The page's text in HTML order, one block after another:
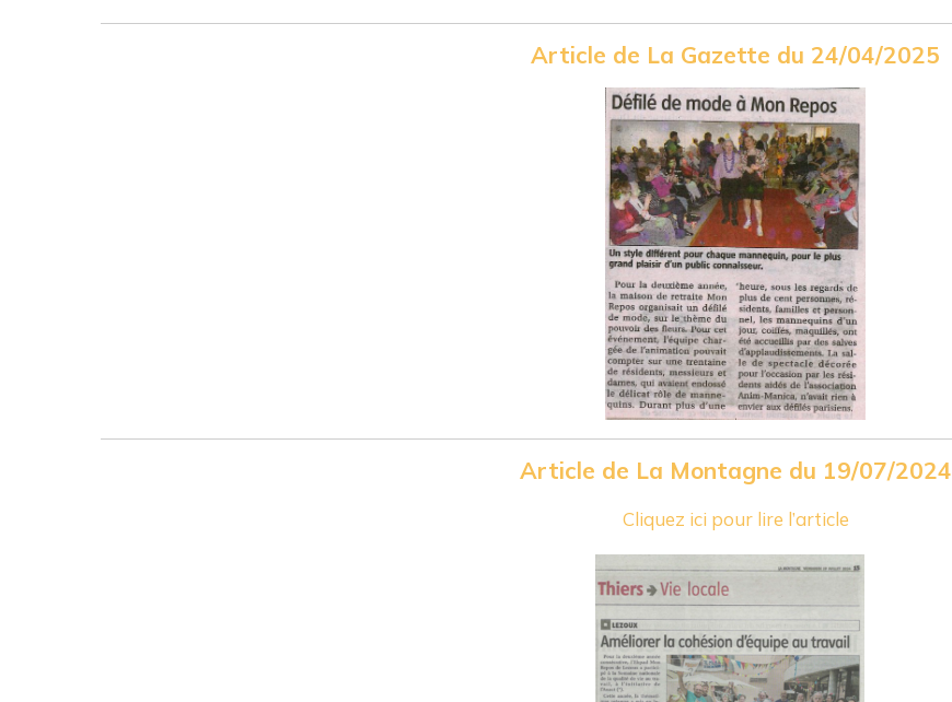
Article de La Gazette du 24/04/2025
Article de La Montagne du 19/07/2024
Cliquez ici pour lire l’article